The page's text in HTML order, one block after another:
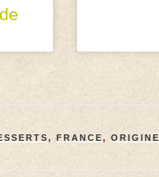
, FRANCE, ORIGINE